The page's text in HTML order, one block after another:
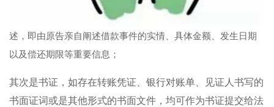
述，即由原告亲自阐述借款事件的实情、具体金额、发生日期
以及偿还期限等重要信息；
其次是书证，如存在转账凭证、银行对账单、见证人书写的
书面证词或是其他形式的书面文件，均可作为书证提交给法